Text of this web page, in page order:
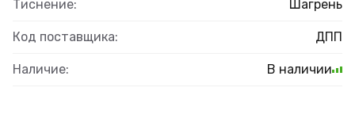
Тиснение: Шагрень
Код поставщика: ДПП
Наличие: В наличии